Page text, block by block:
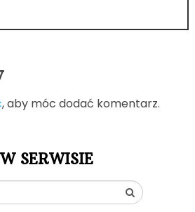
, aby móc dodać komentarz.
SERWISIE